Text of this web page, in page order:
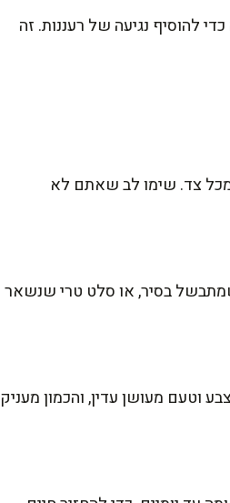
להוסיף נגיעה של רעננות. זה
המתובלים במחבת חמה עם מעט שמן זית ולבשל 3-4 דקות מכל צד. שימו לב שאתם לא
בסיר, או סלט טרי שנשאר
מעושן עדין, והכמון מעניק